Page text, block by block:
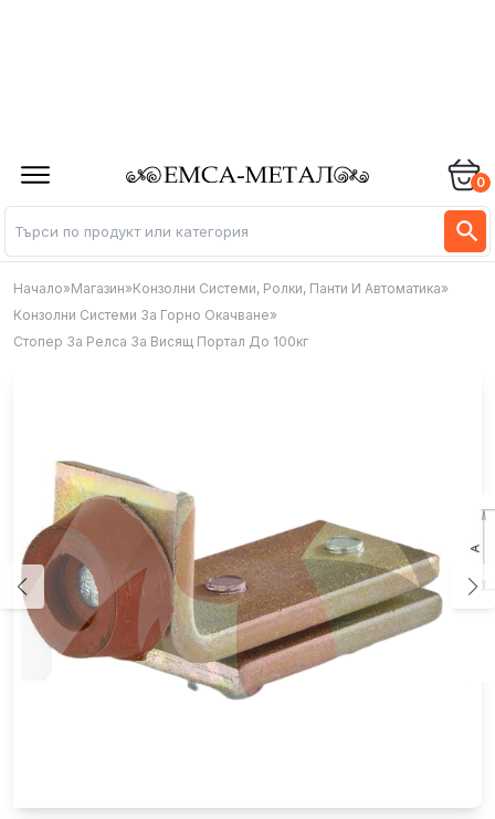
0
Начало»Магазин»Конзолни Системи, Ролки, Панти И Автоматика»
Конзолни Системи За Горно Окачване»
Стопер За Релса За Висящ Портал До 100кг